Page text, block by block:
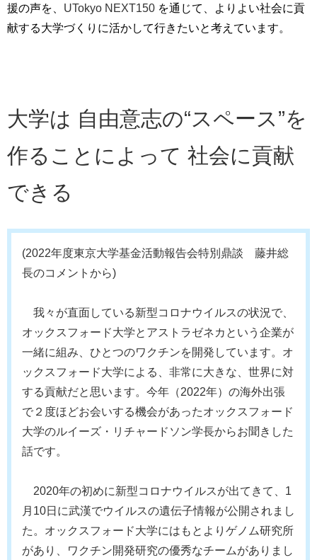
援の声を、 UTokyo NEXT150 を通じて、よりよい社会に貢
献する大学づくりに活かして行きたいと考えています。
大学は 自由意志の“スペース”を
作ることによって 社会に貢献
できる
(2022年度東京大学基金活動報告会特別鼎談 藤井総
長のコメントから)
我々が直面している新型コロナウイルスの状況で、
オックスフォード大学とアストラゼネカという企業が
一緒に組み、ひとつのワクチンを開発しています。オ
ックスフォード大学による、非常に大きな、世界に対
する貢献だと思います。今年（2022年）の海外出張
で２度ほどお会いする機会があったオックスフォード
大学のルイーズ・リチャードソン学長からお聞きした
話です。
2020年の初めに新型コロナウイルスが出てきて、1
月10日に武漢でウイルスの遺伝子情報が公開されまし
た。オックスフォード大学にはもとよりゲノム研究所
があり、ワクチン開発研究の優秀なチームがありまし